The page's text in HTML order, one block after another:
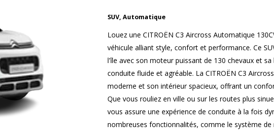
SUV, Automatique
Louez une CITROËN C3 Aircross Automatique
véhicule alliant style, confort et performance. Ce
l'île avec son moteur puissant de 130 chevaux et
conduite fluide et agréable. La CITROËN C3
moderne et son intérieur spacieux, offrant un
Que vous rouliez en ville ou sur les routes plus
vous assure une expérience de conduite à la fois
nombreuses fonctionnalités, comme le système de